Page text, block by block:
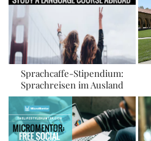
Sprachcaffe-Stipendium:
Sprachreisen im Ausland